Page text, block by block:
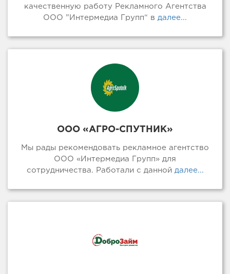
качественную работу Рекламного Агентства
ООО ”Интермедиа Групп“ в далее...
ООО «АГРО-СПУТНИК»
Мы рады рекомендовать рекламное агентство
ООО «Интермедиа Групп» для
сотрудничества. Работали с даннойдалее...